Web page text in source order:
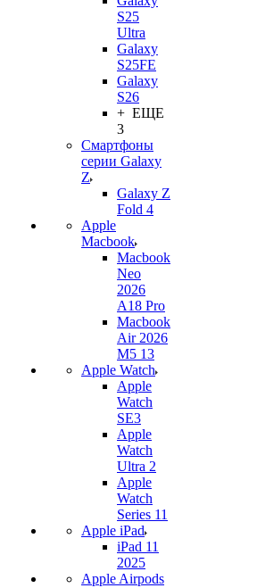
S25
Ultra
Galaxy
S25FE
Galaxy
S26
+ ЕЩЕ
3
Смартфоны
серии Galaxy
Z
Galaxy Z
Fold 4
Apple
Macbook
Macbook
Neo
2026
A18 Pro
Macbook
Air 2026
M5 13
Apple Watch
Apple
Watch
SE3
Apple
Watch
Ultra 2
Apple
Watch
Series 11
Apple iPad
iPad 11
2025
Apple Airpods